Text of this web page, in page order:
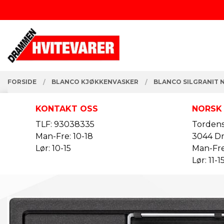
til
innholdet
PRODUKTER
FORSIDE BLANCO KJØKKENVASKER BLANCO SILGRANIT
KONTAKT OSS
TLF: 93038335
Man-Fre: 10-18
Lør: 10-15
3044
Man-
Lør: 11-